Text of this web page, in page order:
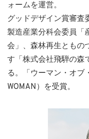
ォームを運営。
グッドデザイン賞審査
製造産業分科会委員「
会」、森林再生ともの
す「株式会社飛騨の森
る。「ウーマン・オブ
WOMAN）を受賞。